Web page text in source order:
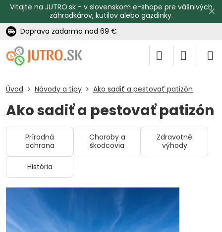
✕
Vitajte na JUTRO.sk - v slovenskom e-shope pre vášnivých
záhradkárov, kutilov alebo gazdinky.
Doprava zadarmo nad 69 €
Úvod Návody a tipy Ako sadiť a pestovať patizón
Ako sadiť a pestovať patizón
Prírodná
ochrana
Choroby a
škodcovia
Zdravotné
výhody
História